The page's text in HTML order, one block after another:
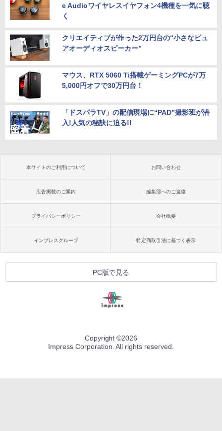
e Audioワイヤレスイヤフォン4機種を一気に聴
く
クリエイティブが作った2万円台の“小さなピュ
アオーディオスピーカー”
マウス、RTX 5060 Ti搭載ゲーミングPCが7万
5,000円オフで30万円台！
「ドスパラTV」の配信現場に“PAD”撮影班が潜
入!人気の秘訣に迫る!!
本サイトのご利用について お問い合わせ
広告掲載のご案内 編集部へのご連絡
プライバシーポリシー 会社概要
インプレスグループ 特定商取引法に基づく表示
PC版で見る
Copyright ©2026
Impress Corporation. All rights reserved.